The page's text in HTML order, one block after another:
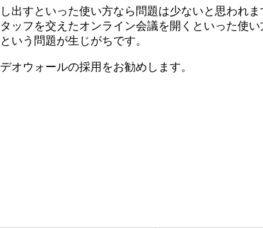
出すといった使い方なら問題は少ないと思われ
ッフを交えたオンライン会議を開くといった使
いう問題が生じがちです。
オウォールの採用をお勧めします。